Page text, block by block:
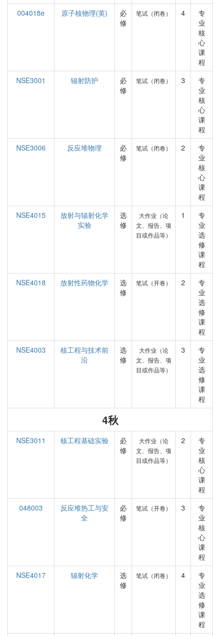
004018e
原子核物理(英)
必
修
笔试（闭卷） 4
专
业
核
心
课
程
NSE3001
辐射防护
必
修
笔试（闭卷） 3
专
业
核
心
课
程
NSE3006
反应堆物理
必
修
笔试（闭卷） 2
专
业
核
心
课
程
NSE4015
放射与辐射化学
实验
选
修
大作业（论
文、报告、项
目或作品等）
1
专
业
选
修
课
程
NSE4018
放射性药物化学
选
修
笔试（开卷） 2
专
业
选
修
课
程
NSE4003
核工程与技术前
沿
选
修
大作业（论
文、报告、项
目或作品等）
3
专
业
选
修
课
程
4秋
NSE3011 核工程基础实验
必
修
大作业（论
文、报告、项
目或作品等）
2
专
业
核
心
课
程
048003
反应堆热工与安
全
必
修
笔试（开卷） 3
专
业
核
心
课
程
NSE4017
辐射化学
选
修
笔试（闭卷） 4
专
业
选
修
课
程